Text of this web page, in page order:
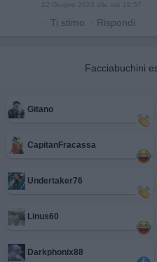
22 Giugno 2023 alle ore 19:57
· Ti stimo · Rispondi
Facciabuchini
Gitano
CapitanFracassa
Undertaker76
Linus60
Darkphonix88